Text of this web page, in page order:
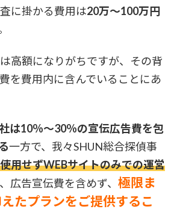
に掛かる費用は20万～100万円
高額になりがちですが、その背
を費用内に含んでいることにあ
は10％～30％の宣伝広告費を包
一方で、我々SHUN総合探偵事
用せずWEBサイトのみでの運営
広告宣伝費を含めず、 極限ま
たプランをご提供するこ